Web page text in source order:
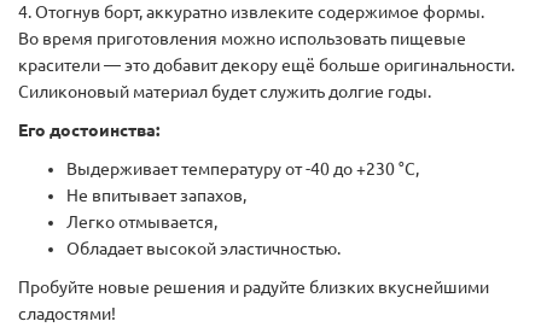
4. Отогнув борт, аккуратно извлеките содержимое формы.
Во время приготовления можно использовать пищевые
красители — это добавит декору ещё больше оригинальности.
Силиконовый материал будет служить долгие годы.
Его достоинства:
Выдерживает температуру от -40 до +230 °C,
Не впитывает запахов,
Легко отмывается,
Обладает высокой эластичностью.
Пробуйте новые решения и радуйте близких вкуснейшими
сладостями!